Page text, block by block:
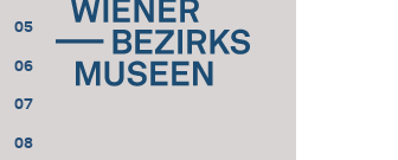
05
06
07
08